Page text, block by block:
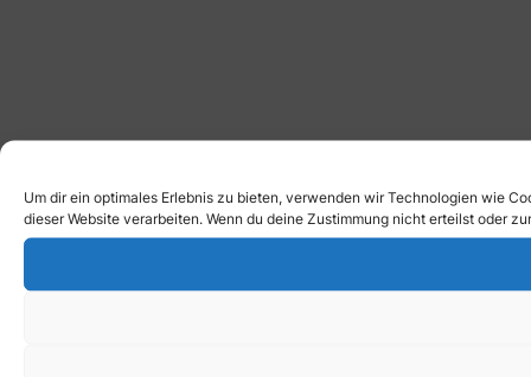
Um dir ein optimales Erlebnis zu bieten, verwenden wir Technologien wie
dieser Website verarbeiten. Wenn du deine Zustimmung nicht erteilst oder